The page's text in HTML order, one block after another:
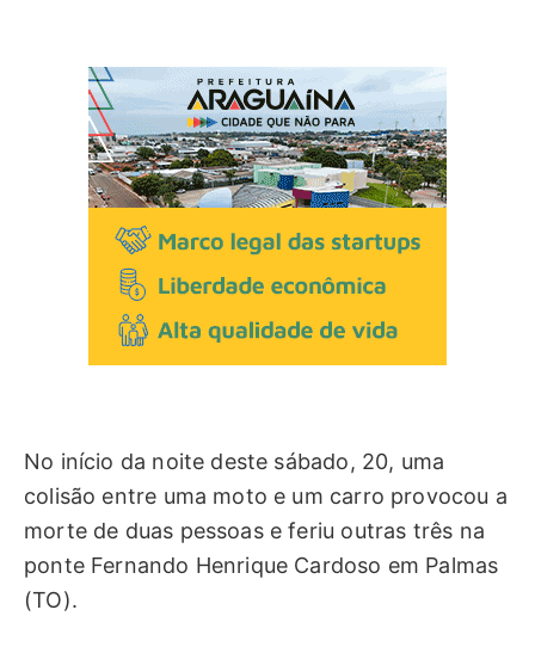
No início da noite deste sábado, 20, uma
colisão entre uma moto e um carro provocou a
morte de duas pessoas e feriu outras três na
ponte Fernando Henrique Cardoso em Palmas
(TO).